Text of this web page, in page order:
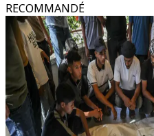
RECOMMANDÉ